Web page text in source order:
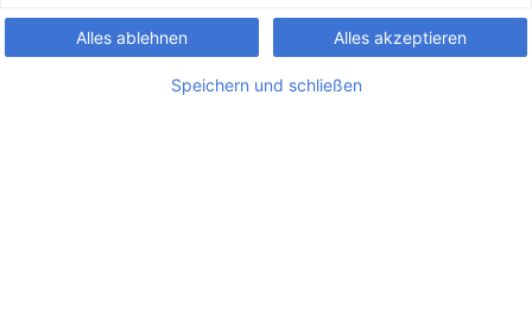
Alles ablehnen Alles akzeptieren
Speichern und schließen